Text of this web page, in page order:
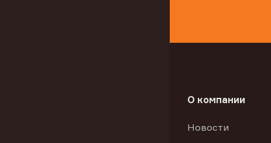
О компании
Новости